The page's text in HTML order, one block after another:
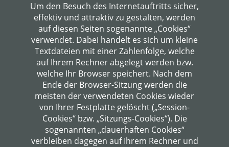
Um den Besuch des Internetauftritts sicher,
effektiv und attraktiv zu gestalten, werden
auf diesen Seiten sogenannte „Cookies“
verwendet. Dabei handelt es sich um kleine
Textdateien mit einer Zahlenfolge, welche
auf Ihrem Rechner abgelegt werden bzw.
welche Ihr Browser speichert. Nach dem
Ende der Browser-Sitzung werden die
meisten der verwendeten Cookies wieder
von Ihrer Festplatte gelöscht („Session-
Cookies“ bzw. „Sitzungs-Cookies“). Die
sogenannten „dauerhaften Cookies“
verbleiben dagegen auf Ihrem Rechner und